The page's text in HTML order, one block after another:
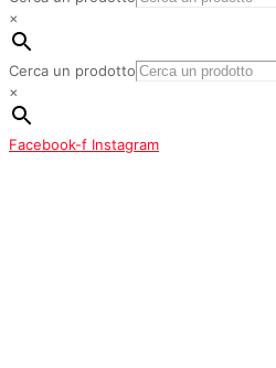
×
Cerca un prodotto
×
Facebook-f Instagram